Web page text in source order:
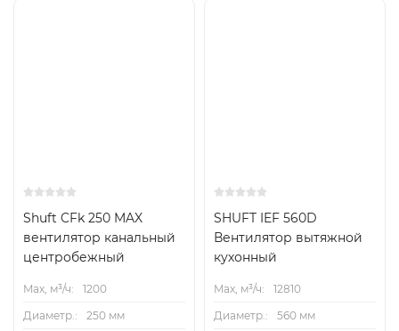
Shuft CFk 250 MAX
вентилятор канальный
центробежный
Max, м³/ч:
1200
Диаметр.:
250 мм
SHUFT IEF 560D
Вентилятор вытяжной
кухонный
Max, м³/ч:
12810
Диаметр.:
560 мм